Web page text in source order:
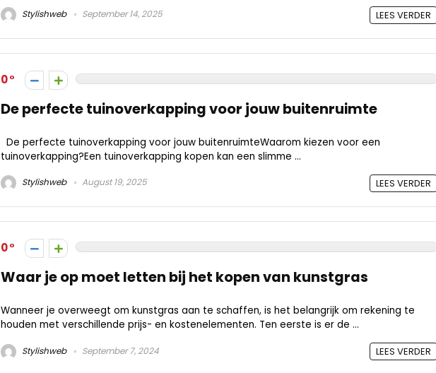
Stylishweb September 14, 2025 LEES VERDER
0
De perfecte tuinoverkapping voor jouw buitenruimte
De perfecte tuinoverkapping voor jouw buitenruimteWaarom kiezen voor een
tuinoverkapping?Een tuinoverkapping kopen kan een slimme ...
Stylishweb August 19, 2025 LEES VERDER
0
Waar je op moet letten bij het kopen van kunstgras
Wanneer je overweegt om kunstgras aan te schaffen, is het belangrijk om rekening te
houden met verschillende prijs- en kostenelementen. Ten eerste is er de ...
Stylishweb September 7, 2024 LEES VERDER